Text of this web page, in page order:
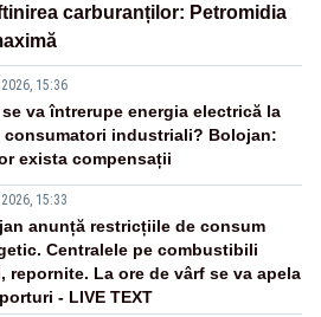
carburanților: Petromidia
15:36
se va întrerupe energia electrică la
consumatori industriali? Bolojan:
exista compensații
15:33
anunță restricțiile de consum
Centralele pe combustibili
repornite. La ore de vârf se va apela
- LIVE TEXT